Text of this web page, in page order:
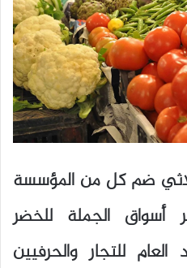
ضم كل من المؤسسة
أسواق الجملة للخضر
العام للتجار والحرفيين